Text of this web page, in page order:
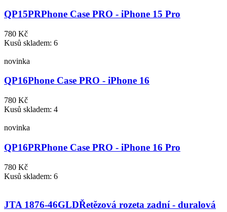
QP15PRPhone Case PRO - iPhone 15 Pro
780 Kč
Kusů skladem: 6
novinka
QP16Phone Case PRO - iPhone 16
780 Kč
Kusů skladem: 4
novinka
QP16PRPhone Case PRO - iPhone 16 Pro
780 Kč
Kusů skladem: 6
JTA 1876-46GLDŘetězová rozeta zadní - duralová